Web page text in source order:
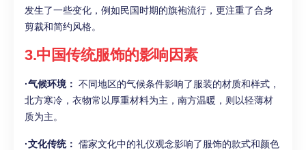
发生了一些变化，例如民国时期的旗袍流行，更注重了合身
剪裁和简约风格。
3.中国传统服饰的影响因素
·气候环境： 不同地区的气候条件影响了服装的材质和样式，
北方寒冷，衣物常以厚重材料为主，南方温暖，则以轻薄材
质为主。
·文化传统： 儒家文化中的礼仪观念影响了服饰的款式和颜色